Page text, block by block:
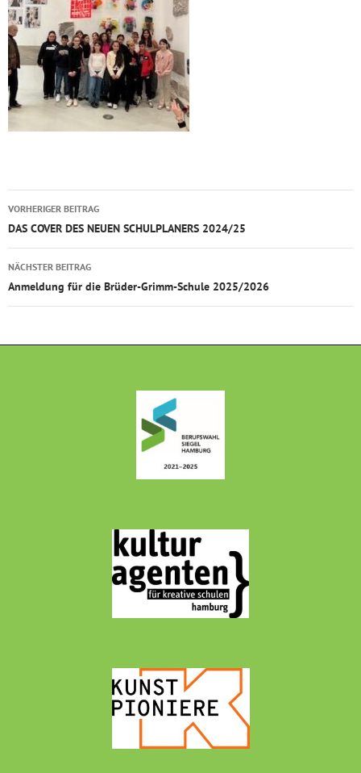
Beitragsnavigation
VORHERIGER BEITRAG
DAS COVER DES NEUEN SCHULPLANERS 2024/25
NÄCHSTER BEITRAG
Anmeldung für die Brüder-Grimm-Schule 2025/2026